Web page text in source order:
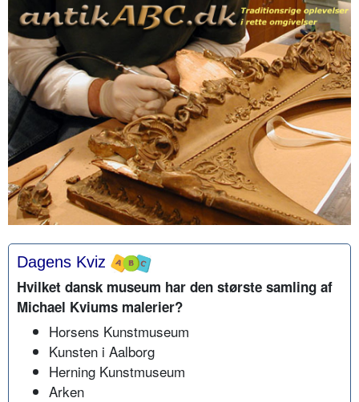
Dagens Kviz
Hvilket dansk museum har den største samling af
Michael Kviums malerier?
Horsens Kunstmuseum
Kunsten i Aalborg
Herning Kunstmuseum
Arken